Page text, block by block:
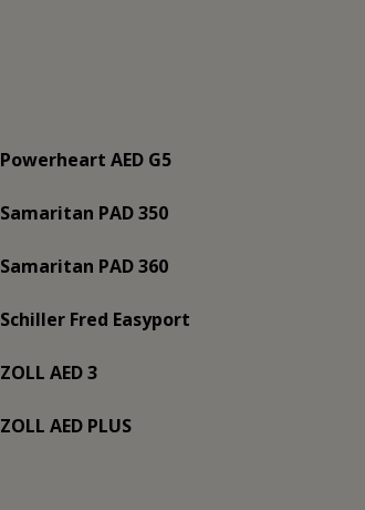
Powerheart AED G5
Samaritan PAD 350
Samaritan PAD 360
Schiller Fred Easyport
ZOLL AED 3
ZOLL AED PLUS